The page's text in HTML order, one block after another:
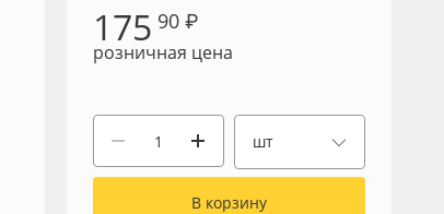
175 90 ₽
розничная цена
шт
В корзину